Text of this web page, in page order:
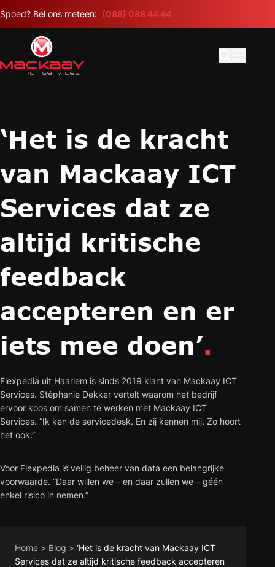
Spoed? Bel ons meteen: (088) 088 44 44
‘Het is de kracht
van Mackaay ICT
Services dat ze
altijd kritische
feedback
accepteren en er
iets mee doen’.
Flexpedia uit Haarlem is sinds 2019 klant van Mackaay ICT
Services. Stéphanie Dekker vertelt waarom het bedrijf
ervoor koos om samen te werken met Mackaay ICT
Services. “Ik ken de servicedesk. En zij kennen mij. Zo hoort
het ook.”
Voor Flexpedia is veilig beheer van data een belangrijke
voorwaarde. “Daar willen we – en daar zullen we – géén
enkel risico in nemen.”
Home > Blog > ‘Het is de kracht van Mackaay ICT
Services dat ze altijd kritische feedback accepteren